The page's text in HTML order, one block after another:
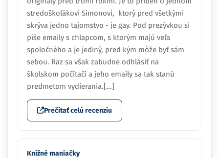
píše emaily s chlapcom, s ktorým majú veľa
spoločného a je jediný, pred kým môže byť sám
sebou. Raz sa však zabudne odhlásiť na
školskom počítači a jeho emaily sa tak stanú
predmetom vydierania.[...]
Prečítať celú recenziu
Knižné maniačky
Simon ... proti pravidlám Homo